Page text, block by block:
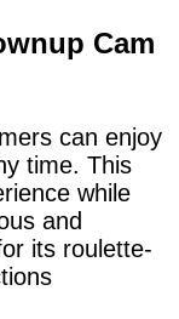
Cam
can enjoy
time. This
while
and
its roulette-